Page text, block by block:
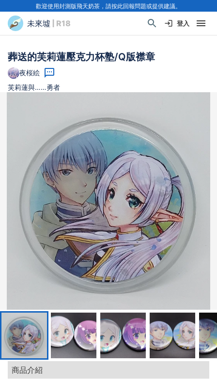
歡迎使用封測版飛天奶茶，請按此回報問題或提供建議。
未來墟 | R18 登入
葬送的芙莉蓮壓克力杯塾/Q版襟章
夜桜絵
芙莉蓮與……勇者
商品介紹